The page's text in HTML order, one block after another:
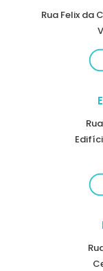
Rua Felix da